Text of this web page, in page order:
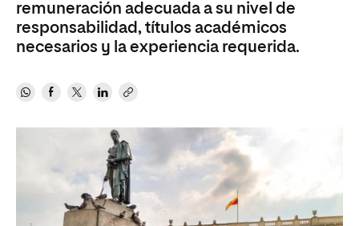
remuneración adecuada a su nivel de
responsabilidad, títulos académicos
necesarios y la experiencia requerida.